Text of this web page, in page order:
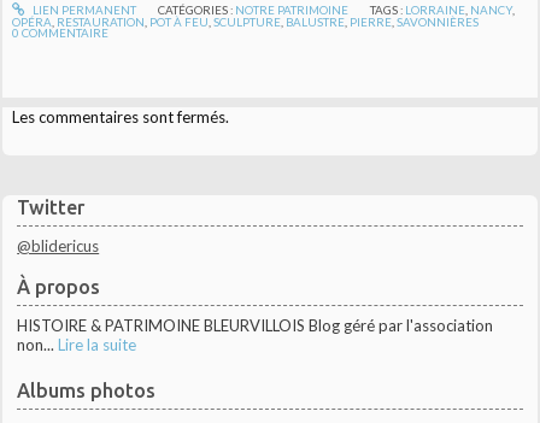
Twitter
@blidericus
À propos
HISTOIRE & PATRIMOINE BLEURVILLOIS Blog géré par l'association
non... Lire la suite
Albums photos
LIEN PERMANENT CATÉGORIES : NOTRE PATRIMOINE TAGS : LORRAINE NANCY,
OPÉRA RESTAURATION POT À FEU ,SCULPTURE BALUSTRE PIERRE ,SAVONNIÈRES
0 COMMENTAIRE
Les commentaires sont fermés.